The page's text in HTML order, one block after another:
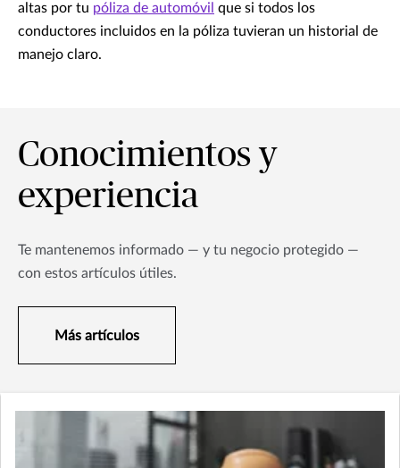
altas por tu póliza de automóvil que si todos los
conductores incluidos en la póliza tuvieran un historial de
manejo claro.
Conocimientos y
experiencia
Te mantenemos informado — y tu negocio protegido —
con estos artículos útiles.
Más artículos